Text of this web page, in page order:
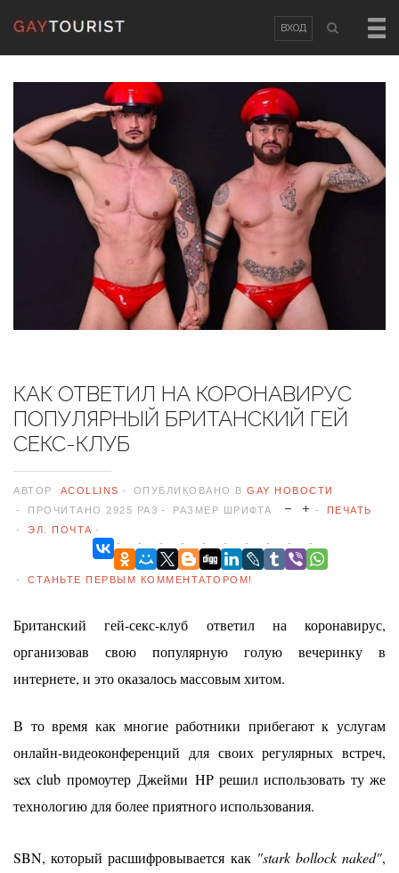
ВХОД
КАК ОТВЕТИЛ НА КОРОНАВИРУС
ПОПУЛЯРНЫЙ БРИТАНСКИЙ ГЕЙ
СЕКС-КЛУБ
АВТОР ACOLLINS ОПУБЛИКОВАНО В GAY НОВОСТИ
ПРОЧИТАНО 2925 РАЗ
РАЗМЕР ШРИФТА
ПЕЧАТЬ
ЭЛ. ПОЧТА
СТАНЬТЕ ПЕРВЫМ КОММЕНТАТОРОМ!
Британский гей-секс-клуб ответил на коронавирус,
организовав свою популярную голую вечеринку в
интернете, и это оказалось массовым хитом.
В то время как многие работники прибегают к услугам
онлайн-видеоконференций для своих регулярных встреч,
sex club промоутер Джейми HP решил использовать ту же
технологию для более приятного использования.
SBN, который расшифровывается как"stark bollock naked",
ВХОДORРЕГИСТРАЦИЯ
Логин
Пароль
Запомнить меня